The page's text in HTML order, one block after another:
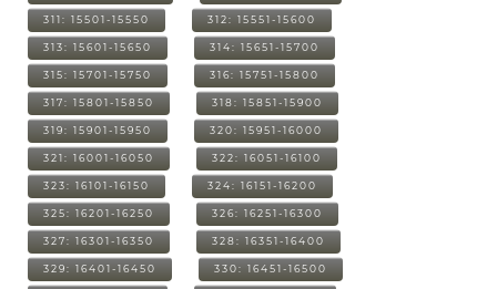
311: 15501-15550 312: 15551-15600
313: 15601-15650 314: 15651-15700
315: 15701-15750 316: 15751-15800
317: 15801-15850 318: 15851-15900
319: 15901-15950 320: 15951-16000
321: 16001-16050 322: 16051-16100
323: 16101-16150 324: 16151-16200
325: 16201-16250 326: 16251-16300
327: 16301-16350 328: 16351-16400
329: 16401-16450 330: 16451-16500